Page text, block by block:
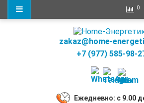
0
zakaz@home-
+7 (977) 585-98-
Ежедневно: с 9.00